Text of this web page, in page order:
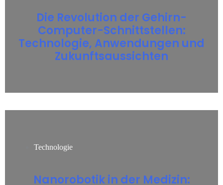
Die Revolution der Gehirn-
Computer-Schnittstellen:
Technologie, Anwendungen und
Zukunftsaussichten
Technologie
Nanorobotik in der Medizin: